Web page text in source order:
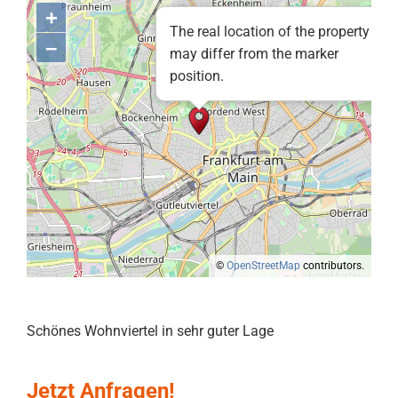
The real location of the property
may differ from the marker
position.
+
–
© OpenStreetMap contributors.
Schönes Wohnviertel in sehr guter Lage
Jetzt Anfragen!